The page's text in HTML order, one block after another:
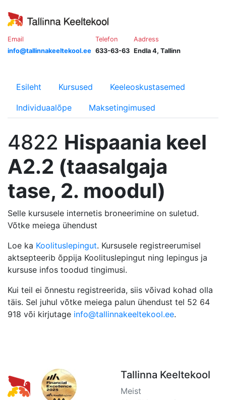
Email
info@tallinnakeeltekool.ee
Telefon
633-63-63
Aadress
Endla 4, Tallinn
Esileht Kursused Keeleoskustasemed
Individuaalõpe Maksetingimused
4822 Hispaania keel
A2.2 (taasalgaja
tase, 2. moodul)
Selle kursusele internetis broneerimine on suletud.
Võtke meiega ühendust
Loe ka Koolituslepingut. Kursusele registreerumisel
aktsepteerib õppija Koolituslepingut ning lepingus ja
kursuse infos toodud tingimusi.
Kui teil ei õnnestu registreerida, siis võivad kohad olla
täis. Sel juhul võtke meiega palun ühendust tel 52 64
918 või kirjutage info@tallinnakeeltekool.ee.
Tallinna Keeltekool
Meist